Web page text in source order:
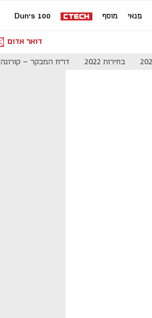
פנאי מוסף Dun's 100
דואר אדום
בחירות 2022 דו"ח המבקר - קורונה